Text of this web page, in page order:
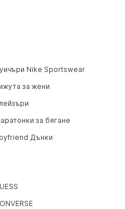
Nike Sportswear
за жени
за бягане
Дънки